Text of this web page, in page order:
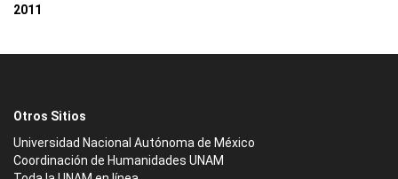
2011
Otros Sitios
Universidad Nacional Autónoma de México
Coordinación de Humanidades UNAM